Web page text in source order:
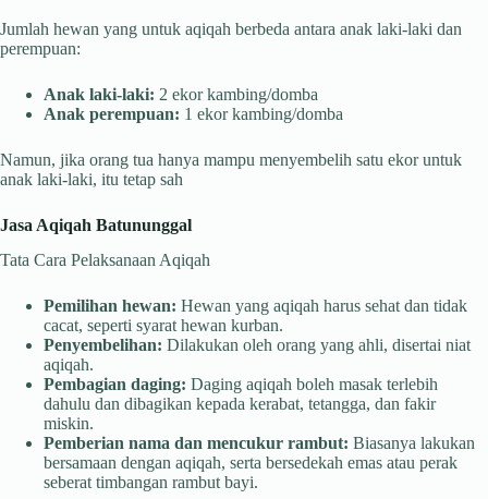
Jumlah hewan yang untuk aqiqah berbeda antara anak laki-laki dan
perempuan:
Anak laki-laki: 2 ekor kambing/domba
Anak perempuan: 1 ekor kambing/domba
Namun, jika orang tua hanya mampu menyembelih satu ekor untuk
anak laki-laki, itu tetap sah
Jasa Aqiqah Batununggal
Tata Cara Pelaksanaan Aqiqah
Pemilihan hewan: Hewan yang aqiqah harus sehat dan tidak
cacat, seperti syarat hewan kurban.
Penyembelihan: Dilakukan oleh orang yang ahli, disertai niat
aqiqah.
Pembagian daging: Daging aqiqah boleh masak terlebih
dahulu dan dibagikan kepada kerabat, tetangga, dan fakir
miskin.
Pemberian nama dan mencukur rambut: Biasanya lakukan
bersamaan dengan aqiqah, serta bersedekah emas atau perak
seberat timbangan rambut bayi.